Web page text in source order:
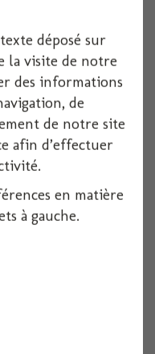
déposé sur
la visite de notre
des informations
de
de notre site
afin d’effectuer
en matière
à gauche.